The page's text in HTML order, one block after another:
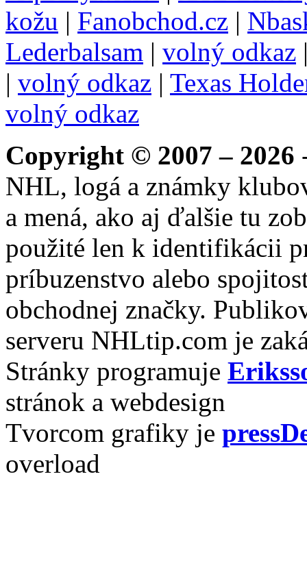
kožu | Fanobchod.cz |
Lederbalsam | volný odkaz
| volný odkaz | Texas
volný odkaz
Copyright © 2007 – 2026
NHL, logá a známky
a mená, ako aj ďalšie tu
použité len k identifikácii
príbuzenstvo alebo
obchodnej značky.
serveru NHLtip.com je
Stránky programuje
stránok a webdesign
Tvorcom grafiky je
overload